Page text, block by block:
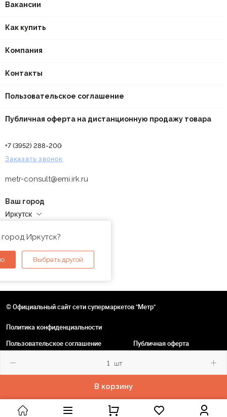
шт
В корзину
Вакансии
Как купить
Компания
Контакты
Пользовательское соглашение
Публичная оферта на дистанционную продажу товара
+7 (3952) 288-200
Заказать звонок
metr-consult@emi.irk.ru
Ваш город
Иркутск
Иркутск?
Выбрать другой
© Официальный сайт сети супермаркетов "Метр"
Политика конфиденциальности
Пользовательское соглашение
Публичная оферта